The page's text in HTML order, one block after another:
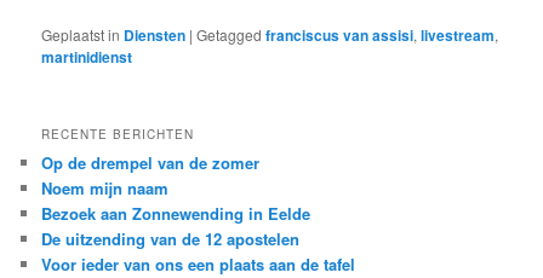
Geplaatst in Diensten |Getagged franciscus van assisi,livestream,
martinidienst
RECENTE BERICHTEN
Op de drempel van de zomer
Noem mijn naam
Bezoek aan Zonnewending in Eelde
De uitzending van de 12 apostelen
Voor ieder van ons een plaats aan de tafel